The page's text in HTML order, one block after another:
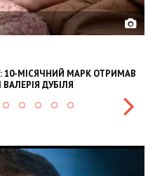
ABASOV: HOW UKRAINIAN
INVESTMENTS AND